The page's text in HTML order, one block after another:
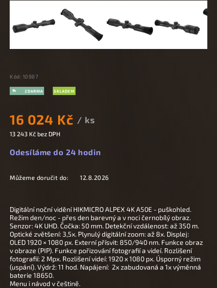
Kód: 10987
SKLADEM
16 024 Kč / ks
13 243 Kč bez DPH
Odesíláme do 24 hodin
Můžeme doručit do: 12.8.2026
Digitální noční vidění HIKMICRO ALPEX 4K A50E - puškohled.
Režim den/noc - přes den barevný a v noci černobílý obraz.
Senzor: 4K UHD. Čočka: 50 mm. Detekční vzdálenost: až 350 m.
Optické zvětšení: 3,5x. Plynulý digitální zoom: až 8x. Displej:
OLED 1920 × 1080 px. Externí přísvit: 850/940 nm. Funkce obraz
v obraze (PIP). Funkce pořizování fotografií a videí. Rozlišení
fotografií: 2 Mpx. Rozlišení videí: 1920 x 1080 px. Úsporný režim
(uspání). Výdrž: 11 hod. Napájení: 2x zabudovaná a 1x výměnná
baterie 18650.
Menu i návod v češtině.